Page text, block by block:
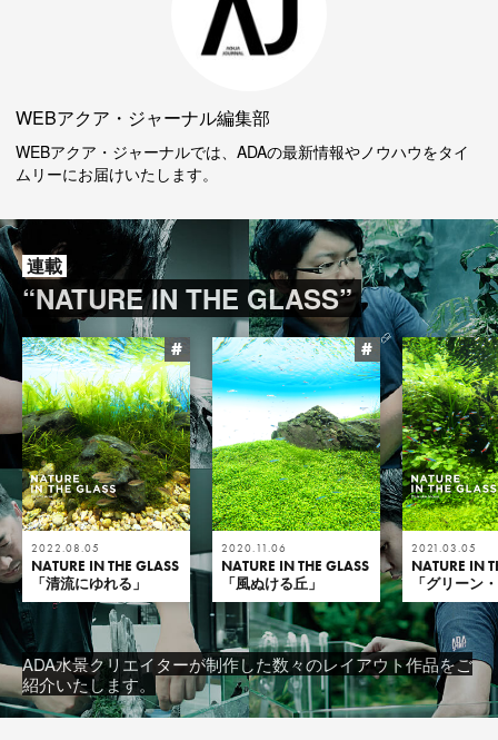
WEBアクア・ジャーナル編集部
WEBアクア・ジャーナルでは、ADAの最新情報やノウハウをタイ
ムリーにお届けいたします。
連載
“NATURE IN THE GLASS”
#
2022.08.05
NATURE IN THE GLASS
「清流にゆれる」
#
2020.11.06
NATURE IN THE GLASS
「風ぬける丘」
2021.03.05
NATURE IN
「グリーン
ADA水景クリエイターが制作した数々のレイアウト作品をご
紹介いたします。